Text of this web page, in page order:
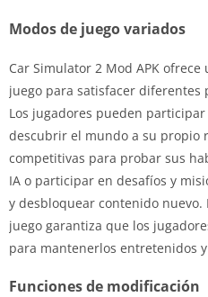
Modos de juego variados
Car Simulator 2 Mod APK
juego para satisfacer diferentes
Los jugadores pueden
descubrir el mundo a su propio
competitivas para probar sus
IA o participar en desafíos y
y desbloquear contenido nuevo.
juego garantiza que los
para mantenerlos entretenidos
Funciones de modificación